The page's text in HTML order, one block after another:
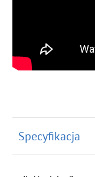
Specyfikacja